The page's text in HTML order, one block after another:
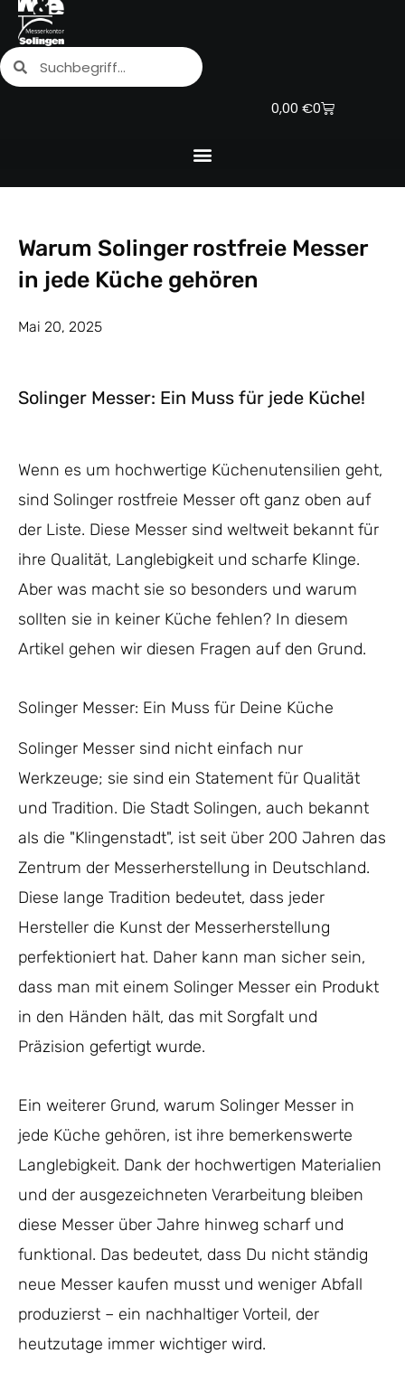
Zum
Inhalt
springen
SucheSuche
0,00 €0
Warenkorb
Warum Solinger rostfreie Messer
in jede Küche gehören
Mai 20, 2025
Solinger Messer: Ein Muss für jede Küche!
Wenn es um hochwertige Küchenutensilien geht,
sind Solinger rostfreie Messer oft ganz oben auf
der Liste. Diese Messer sind weltweit bekannt für
ihre Qualität, Langlebigkeit und scharfe Klinge.
Aber was macht sie so besonders und warum
sollten sie in keiner Küche fehlen? In diesem
Artikel gehen wir diesen Fragen auf den Grund.
Solinger Messer: Ein Muss für Deine Küche
Solinger Messer sind nicht einfach nur
Werkzeuge; sie sind ein Statement für Qualität
und Tradition. Die Stadt Solingen, auch bekannt
als die "Klingenstadt", ist seit über 200 Jahren das
Zentrum der Messerherstellung in Deutschland.
Diese lange Tradition bedeutet, dass jeder
Hersteller die Kunst der Messerherstellung
perfektioniert hat. Daher kann man sicher sein,
dass man mit einem Solinger Messer ein Produkt
in den Händen hält, das mit Sorgfalt und
Präzision gefertigt wurde.
Ein weiterer Grund, warum Solinger Messer in
jede Küche gehören, ist ihre bemerkenswerte
Langlebigkeit. Dank der hochwertigen Materialien
und der ausgezeichneten Verarbeitung bleiben
diese Messer über Jahre hinweg scharf und
funktional. Das bedeutet, dass Du nicht ständig
neue Messer kaufen musst und weniger Abfall
produzierst – ein nachhaltiger Vorteil, der
heutzutage immer wichtiger wird.